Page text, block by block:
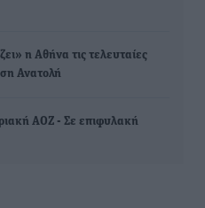
η Αθήνα τις τελευταίες
Ανατολή
ΑΟΖ - Σε επιφυλακή